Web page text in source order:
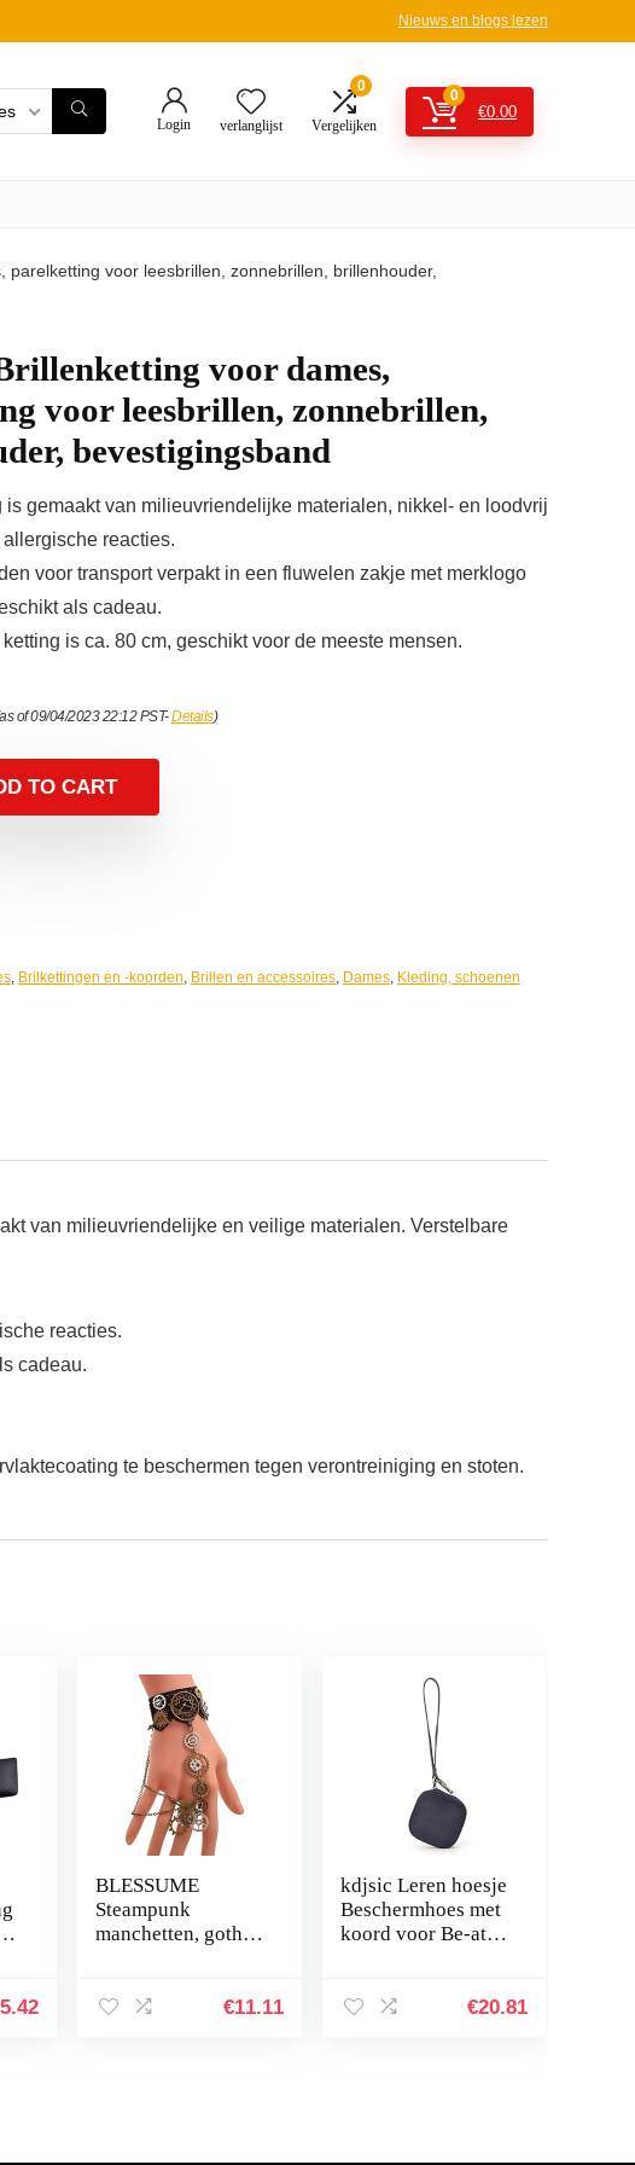
Nieuws en blogs lezen
Login verlanglijst
0
Vergelijken
0
€0.00
parelketting voor leesbrillen, zonnebrillen, brillenhouder,
voor dames,
voor leesbrillen, zonnebrillen,
bevestigingsband
is gemaakt van milieuvriendelijke materialen, nikkel- en loodvrij
reacties.
voor transport verpakt in een fluwelen zakje met merklogo
als cadeau.
is ca. 80 cm, geschikt voor de meeste mensen.
of 09/04/2023 22:12 PST-Details)
TO CART
, Brilkettingen en -koorden, Brillen en accessoires, Dames, Kleding, schoenen
van milieuvriendelijke en veilige materialen. Verstelbare
reacties.
cadeau.
te beschermen tegen verontreiniging en stoten.
5.42
BLESSUME
Steampunk
manchetten, gothic
armbanden
€11.11
kdjsic Leren hoesje
Beschermhoes met
koord voor Be-ats
Bluetooth-
€20.81